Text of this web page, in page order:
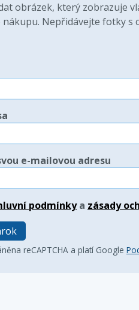
obrázek, který zobrazuje
Nepřidávejte fotky s
e-mailovou adresu
podmínkya zásady
reCAPTCHA a platí Google